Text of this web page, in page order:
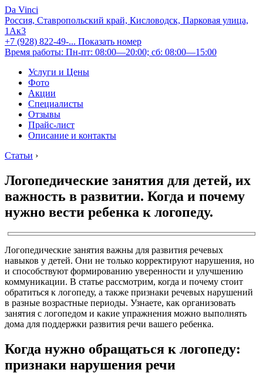
Da Vinci
Россия, Ставропольский край, Кисловодск, Парковая улица,
1Ак3
+7 (928) 822-49-... Показать номер
Время работы: Пн-пт: 08:00—20:00; сб: 08:00—15:00
Услуги и Цены
Фото
Акции
Специалисты
Отзывы
Прайс-лист
Описание и контакты
Статьи ›
Логопедические занятия для детей, их
важность в развитии. Когда и почему
нужно вести ребенка к логопеду.
Логопедические занятия важны для развития речевых
навыков у детей. Они не только корректируют нарушения, но
и способствуют формированию уверенности и улучшению
коммуникации. В статье рассмотрим, когда и почему стоит
обратиться к логопеду, а также признаки речевых нарушений
в разные возрастные периоды. Узнаете, как организовать
занятия с логопедом и какие упражнения можно выполнять
дома для поддержки развития речи вашего ребенка.
Когда нужно обращаться к логопеду:
признаки нарушения речи